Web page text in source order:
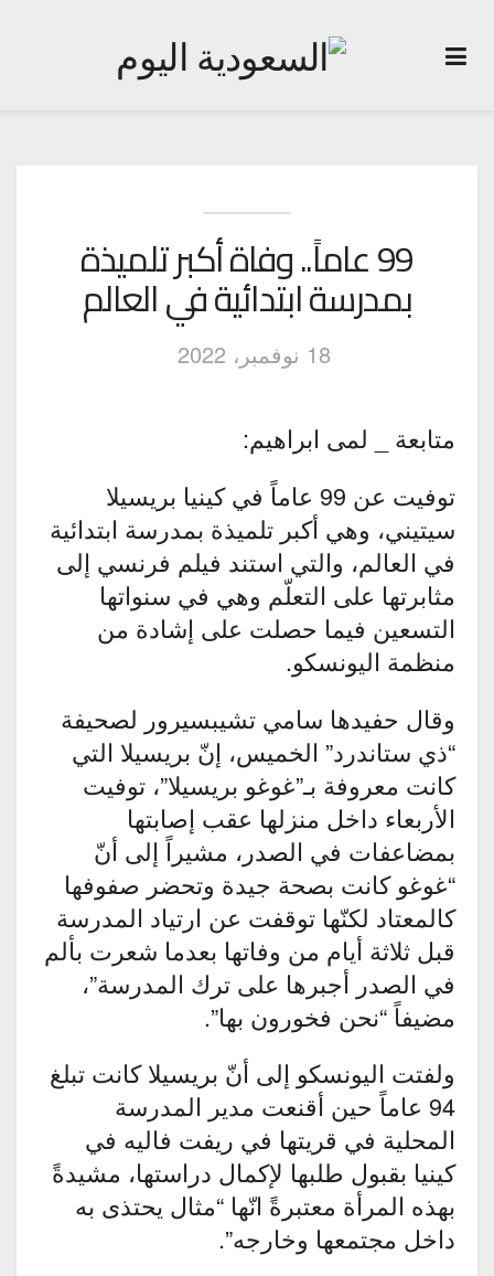
99 عاماً.. وفاة أكبر تلميذة
بمدرسة ابتدائية في العالم
18 نوفمبر، 2022
متابعة _ لمى ابراهيم:
توفيت عن 99 عاماً في كينيا بريسيلا
سيتيني، وهي أكبر تلميذة بمدرسة ابتدائية
في العالم، والتي استند فيلم فرنسي إلى
مثابرتها على التعلّم وهي في سنواتها
التسعين فيما حصلت على إشادة من
منظمة اليونسكو.
وقال حفيدها سامي تشيبسيرور لصحيفة
“ذي ستاندرد” الخميس، إنّ بريسيلا التي
كانت معروفة بـ”غوغو بريسيلا”، توفيت
الأربعاء داخل منزلها عقب إصابتها
بمضاعفات في الصدر، مشيراً إلى أنّ
“غوغو كانت بصحة جيدة وتحضر صفوفها
كالمعتاد لكنّها توقفت عن ارتياد المدرسة
قبل ثلاثة أيام من وفاتها بعدما شعرت بألم
في الصدر أجبرها على ترك المدرسة”،
مضيفاً “نحن فخورون بها”.
ولفتت اليونسكو إلى أنّ بريسيلا كانت تبلغ
94 عاماً حين أقنعت مدير المدرسة
المحلية في قريتها في ريفت فاليه في
كينيا بقبول طلبها لإكمال دراستها، مشيدةً
بهذه المرأة معتبرةً انّها “مثال يحتذى به
داخل مجتمعها وخارجه”.